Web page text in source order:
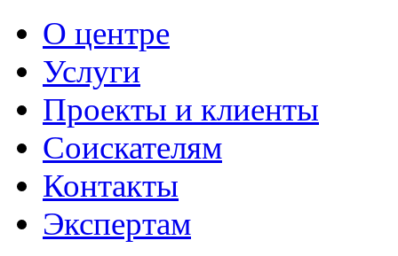
О центре
Услуги
Проекты и клиенты
Соискателям
Контакты
Экспертам